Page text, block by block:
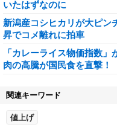
いたはずなのに
新潟産コシヒカリが大ピン
昇でコメ離れに拍車
「カレーライス物価指数
肉の高騰が国民食を直撃！
関連キーワード
値上げ